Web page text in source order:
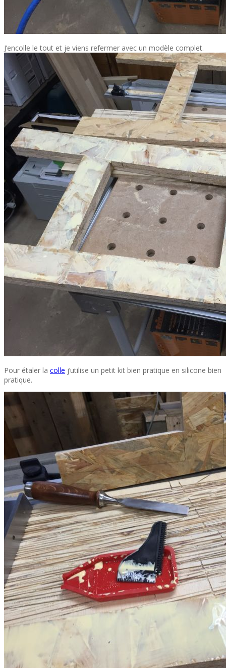
J’encolle le tout et je viens refermer avec un modèle complet.
Pour étaler la colle j’utilise un petit kit bien pratique en silicone bien
pratique.